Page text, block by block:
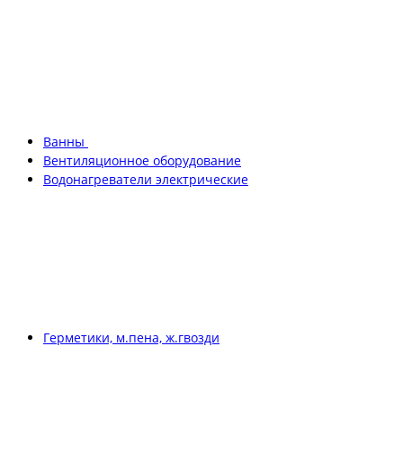
Ванны
Вентиляционное оборудование
Водонагреватели электрические
Герметики, м.пена, ж.гвозди